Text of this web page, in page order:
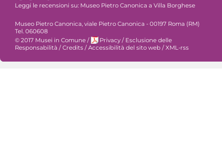
Leggi le recensioni su: Museo Pietro Canonica a Villa Borghese
Museo Pietro Canonica, viale Pietro Canonica - 00197 Roma (RM)
Tel. 060608
© 2017 Musei in Comune / Privacy / Esclusione delle
Responsabilità / Credits / Accessibilità del sito web / XML-rss